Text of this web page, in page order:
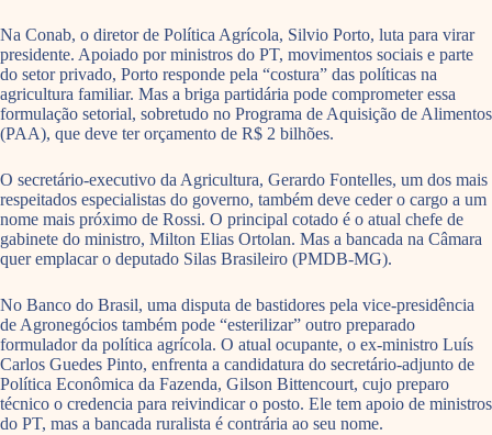
Na Conab, o diretor de Política Agrícola, Silvio Porto, luta para virar
presidente. Apoiado por ministros do PT, movimentos sociais e parte
do setor privado, Porto responde pela “costura” das políticas na
agricultura familiar. Mas a briga partidária pode comprometer essa
formulação setorial, sobretudo no Programa de Aquisição de Alimentos
(PAA), que deve ter orçamento de R$ 2 bilhões.
O secretário-executivo da Agricultura, Gerardo Fontelles, um dos mais
respeitados especialistas do governo, também deve ceder o cargo a um
nome mais próximo de Rossi. O principal cotado é o atual chefe de
gabinete do ministro, Milton Elias Ortolan. Mas a bancada na Câmara
quer emplacar o deputado Silas Brasileiro (PMDB-MG).
No Banco do Brasil, uma disputa de bastidores pela vice-presidência
de Agronegócios também pode “esterilizar” outro preparado
formulador da política agrícola. O atual ocupante, o ex-ministro Luís
Carlos Guedes Pinto, enfrenta a candidatura do secretário-adjunto de
Política Econômica da Fazenda, Gilson Bittencourt, cujo preparo
técnico o credencia para reivindicar o posto. Ele tem apoio de ministros
do PT, mas a bancada ruralista é contrária ao seu nome.